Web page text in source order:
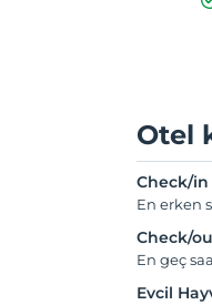
Otel
Check/in
En erken
Check/
En geç
Evcil